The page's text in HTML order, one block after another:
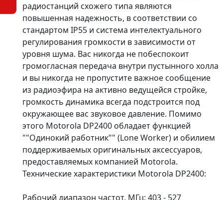
радиостанций схожего типа являются
повышенная надежность, в соответствии со
стандартом IP55 и система интелектуального
регулирования громкости в зависимости от
уровня шума. Вас никогда не побеспокоит
громогласная передача внутри пустынного холла
и вы никогда не пропустите важное сообщение
из радиоэфира на активно ведущейся стройке,
громкость динамика всегда подстроится под
окружающее вас звуковое давление. Помимо
этого Motorola DP2400 обладает функцией
""Одинокий работник"" (Lone Worker) и обилием
поддерживаемых оригинальных аксессуаров,
предоставляемых компанией Motorola.
Технические характеристики Motorola DP2400:
Рабочий диапазон частот, МГц: 403 - 527